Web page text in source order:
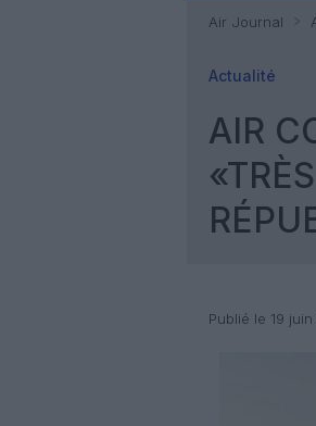
Air Journal
Actualité
AIR
Publié le 19